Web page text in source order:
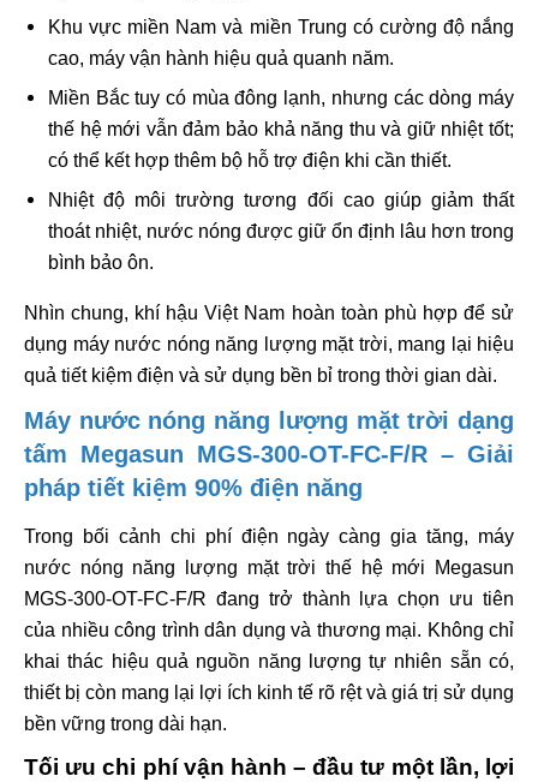
Khu vực miền Nam và miền Trung có cường độ nắng
cao, máy vận hành hiệu quả quanh năm.
Miền Bắc tuy có mùa đông lạnh, nhưng các dòng máy
thế hệ mới vẫn đảm bảo khả năng thu và giữ nhiệt tốt;
có thể kết hợp thêm bộ hỗ trợ điện khi cần thiết.
Nhiệt độ môi trường tương đối cao giúp giảm thất
thoát nhiệt, nước nóng được giữ ổn định lâu hơn trong
bình bảo ôn.
Nhìn chung, khí hậu Việt Nam hoàn toàn phù hợp để sử
dụng máy nước nóng năng lượng mặt trời, mang lại hiệu
quả tiết kiệm điện và sử dụng bền bỉ trong thời gian dài.
Máy nước nóng năng lượng mặt trời dạng
tấm Megasun MGS-300-OT-FC-F/R – Giải
pháp tiết kiệm 90% điện năng
Trong bối cảnh chi phí điện ngày càng gia tăng, máy
nước nóng năng lượng mặt trời thế hệ mới Megasun
MGS-300-OT-FC-F/R đang trở thành lựa chọn ưu tiên
của nhiều công trình dân dụng và thương mại. Không chỉ
khai thác hiệu quả nguồn năng lượng tự nhiên sẵn có,
thiết bị còn mang lại lợi ích kinh tế rõ rệt và giá trị sử dụng
bền vững trong dài hạn.
Tối ưu chi phí vận hành – đầu tư một lần, lợi